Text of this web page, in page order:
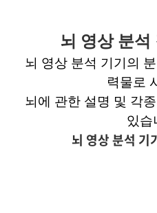
뇌 영상 분석
뇌 영상 분석 기기의
력물로
뇌에 관한 설명 및 각
있습
뇌 영상 분석 기